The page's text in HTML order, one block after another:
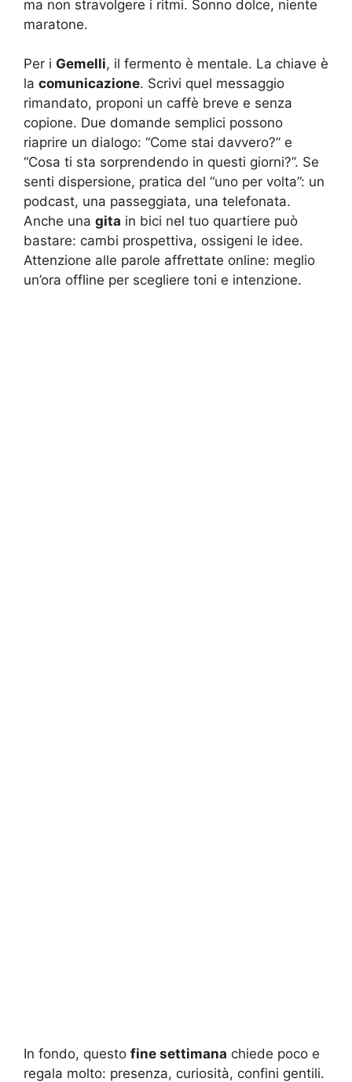
ma non stravolgere i ritmi. Sonno dolce, niente
maratone.
Per i Gemelli, il fermento è mentale. La chiave è
la comunicazione. Scrivi quel messaggio
rimandato, proponi un caffè breve e senza
copione. Due domande semplici possono
riaprire un dialogo: “Come stai davvero?” e
“Cosa ti sta sorprendendo in questi giorni?”. Se
senti dispersione, pratica del “uno per volta”: un
podcast, una passeggiata, una telefonata.
Anche una gita in bici nel tuo quartiere può
bastare: cambi prospettiva, ossigeni le idee.
Attenzione alle parole affrettate online: meglio
un’ora offline per scegliere toni e intenzione.
In fondo, questo fine settimana chiede poco e
regala molto: presenza, curiosità, confini gentili.